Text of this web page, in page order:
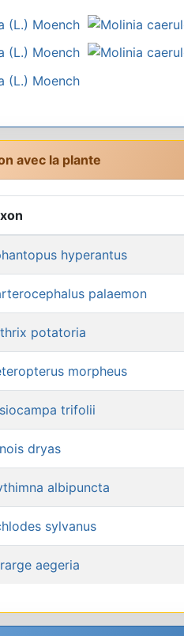
avec la plante
hyperantus
palaemon
potatoria
morpheus
trifolii
dryas
albipuncta
sylvanus
aegeria